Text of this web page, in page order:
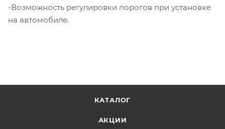
-Возможность регулировки порогов при установке
на автомобиле.
КАТАЛОГ
АКЦИИ